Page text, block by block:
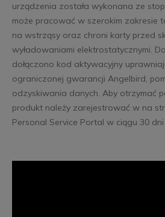
urządzenia została wykonana ze
może pracować w szerokim zakresie
na wstrząsy oraz chroni karty przed
wyładowaniami elektrostatycznymi.
dołączono kod aktywacyjny
ograniczonej gwarancji Angelbird,
odzyskiwania danych. Aby otrzymać
produkt należy zarejestrować w na
Personal Service Portal w ciągu 30